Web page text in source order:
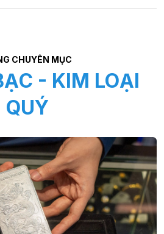
CHUYÊN MỤC
- KIM LOẠI
QUÝ